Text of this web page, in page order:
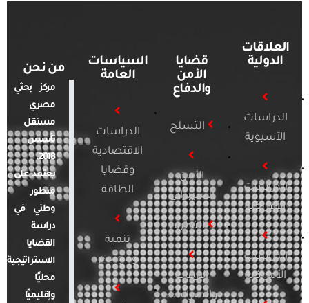
العلاقات
الدولية
الدراسات
الآسيوية
الدراسات
الأفريقية
الدراسات
الأمريكية
قضايا
الأمن
والدفاع
التسلح
الأمن
السيبراني
التطرف
الإرهاب
والصراعات
السياسات
العامة
الدراسات
الاقتصادية
وقضايا
الطاقة
تنمية
ومجتمع
من نحن
مركز بحثي
مصري
مستقل
تأسس
2018.
يعتمد على
منظور
وطني في
دراسة
القضايا
الاستراتيجية
محليًا
وإقليميًا